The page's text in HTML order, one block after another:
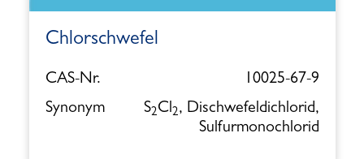
Chlorschwefel
CAS-Nr.
10025-67-9
Synonym
S2Cl2, Dischwefeldichlorid,
Sulfurmonochlorid